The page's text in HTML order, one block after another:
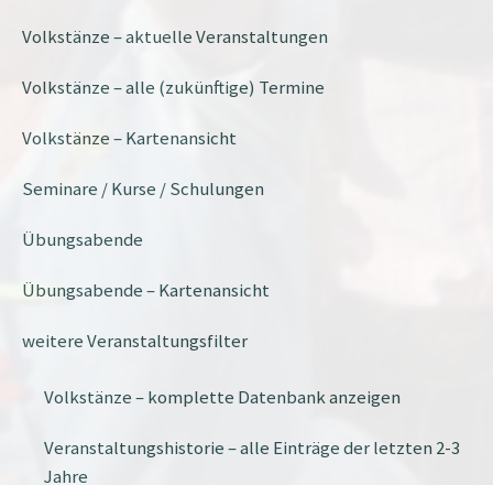
Volkstänze – aktuelle Veranstaltungen
Volkstänze – alle (zukünftige) Termine
Volkstänze – Kartenansicht
Seminare / Kurse / Schulungen
Übungsabende
Übungsabende – Kartenansicht
weitere Veranstaltungsfilter
Volkstänze – komplette Datenbank anzeigen
Veranstaltungshistorie – alle Einträge der letzten 2-3
Jahre